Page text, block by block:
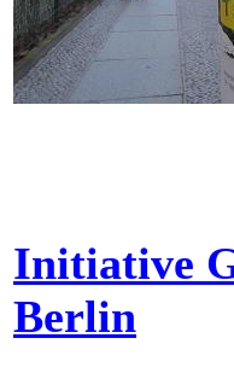
Initiative
Berlin